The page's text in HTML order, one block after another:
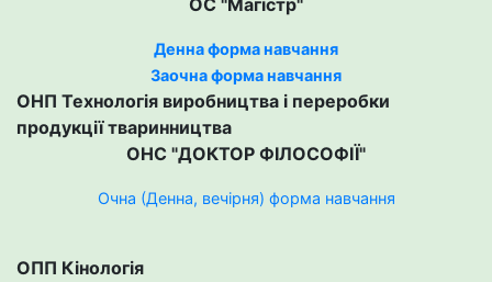
ОС "Магістр"
Денна форма навчання
Заочна форма навчання
ОНП Технологія виробництва і переробки
продукції тваринництва
ОНС "ДОКТОР ФІЛОСОФІЇ"
Очна (Денна, вечірня) форма навчання
ОПП Кінологія